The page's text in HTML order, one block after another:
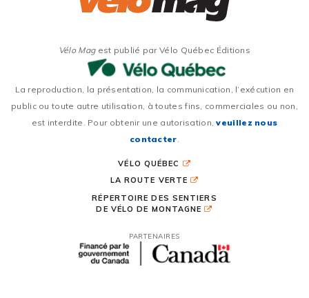
Vélo Magest publié par Vélo Québec Éditions
La reproduction, la présentation, la communication, l’exécution en
public ou toute autre utilisation, à toutes fins, commerciales ou non,
est interdite. Pour obtenir une autorisation,veuillez nous
contacter
VÉLO QUÉBEC
LA ROUTE VERTE
RÉPERTOIRE DES SENTIERS
DE VÉLO DE MONTAGNE
PARTENAIRES